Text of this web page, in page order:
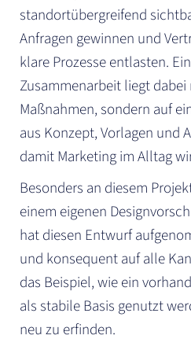
standortübergreifend
Anfragen gewinnen und
klare Prozesse entlasten.
Zusammenarbeit liegt
Maßnahmen, sondern auf
aus Konzept, Vorlagen und
damit Marketing im Alltag
Besonders an diesem
einem eigenen
hat diesen Entwurf
und konsequent auf alle
das Beispiel, wie ein
als stabile Basis genutzt
neu zu erfinden.